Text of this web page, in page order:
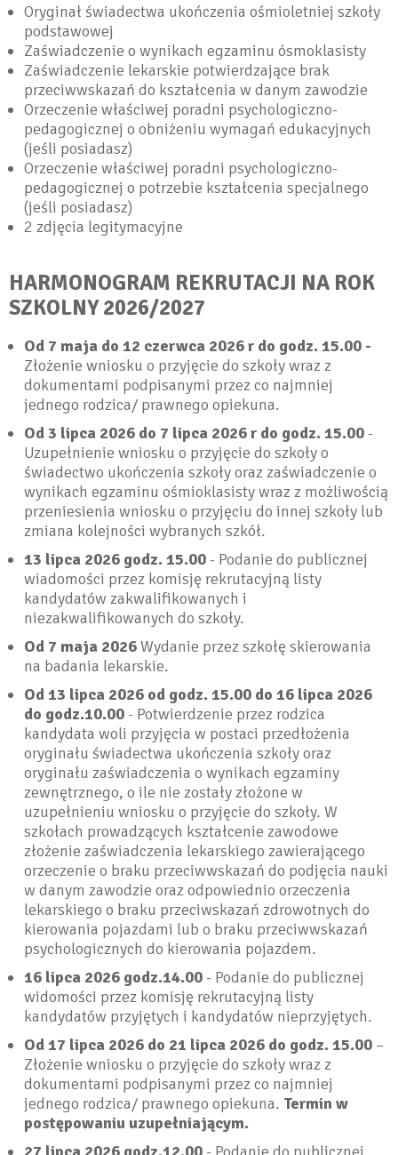
Oryginał świadectwa ukończenia ośmioletniej szkoły
podstawowej
Zaświadczenie o wynikach egzaminu ósmoklasisty
Zaświadczenie lekarskie potwierdzające brak
przeciwwskazań do kształcenia w danym zawodzie
Orzeczenie właściwej poradni psychologiczno-
pedagogicznej o obniżeniu wymagań edukacyjnych
(jeśli posiadasz)
Orzeczenie właściwej poradni psychologiczno-
pedagogicznej o potrzebie kształcenia specjalnego
(jeśli posiadasz)
2 zdjęcia legitymacyjne
HARMONOGRAM REKRUTACJI NA ROK
SZKOLNY 2026/2027
Od 7 maja do 12 czerwca 2026 r do godz. 15.00 -
Złożenie wniosku o przyjęcie do szkoły wraz z
dokumentami podpisanymi przez co najmniej
jednego rodzica/ prawnego opiekuna.
Od 3 lipca 2026 do 7 lipca 2026 r do godz. 15.00 -
Uzupełnienie wniosku o przyjęcie do szkoły o
świadectwo ukończenia szkoły oraz zaświadczenie o
wynikach egzaminu ośmioklasisty wraz z możliwością
przeniesienia wniosku o przyjęciu do innej szkoły lub
zmiana kolejności wybranych szkół.
13 lipca 2026 godz. 15.00 - Podanie do publicznej
wiadomości przez komisję rekrutacyjną listy
kandydatów zakwalifikowanych i
niezakwalifikowanych do szkoły.
Od 7 maja 2026Wydanie przez szkołę skierowania
na badania lekarskie.
Od 13 lipca 2026 od godz. 15.00 do 16 lipca 2026
do godz.10.00 - Potwierdzenie przez rodzica
kandydata woli przyjęcia w postaci przedłożenia
oryginału świadectwa ukończenia szkoły oraz
oryginału zaświadczenia o wynikach egzaminy
zewnętrznego, o ile nie zostały złożone w
uzupełnieniu wniosku o przyjęcie do szkoły. W
szkołach prowadzących kształcenie zawodowe
złożenie zaświadczenia lekarskiego zawierającego
orzeczenie o braku przeciwwskazań do podjęcia nauki
w danym zawodzie oraz odpowiednio orzeczenia
lekarskiego o braku przeciwskazań zdrowotnych do
kierowania pojazdami lub o braku przeciwwskazań
psychologicznych do kierowania pojazdem.
16 lipca 2026 godz.14.00 - Podanie do publicznej
widomości przez komisję rekrutacyjną listy
kandydatów przyjętych i kandydatów nieprzyjętych.
Od 17 lipca 2026 do 21 lipca 2026 do godz. 15.00 –
Złożenie wniosku o przyjęcie do szkoły wraz z
dokumentami podpisanymi przez co najmniej
jednego rodzica/ prawnego opiekuna. Termin w
postępowaniu uzupełniającym.